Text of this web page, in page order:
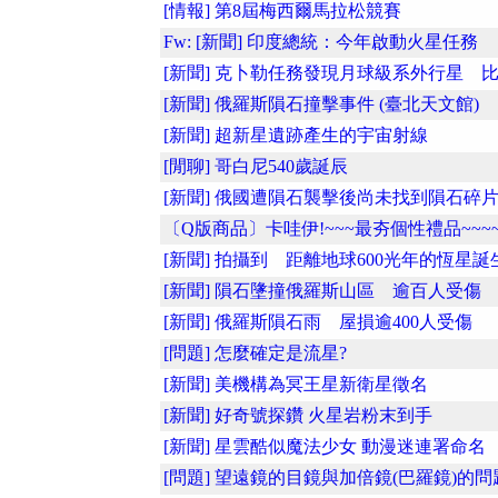
[情報] 第8屆梅西爾馬拉松競賽
Fw: [新聞] 印度總統：今年啟動火星任務
[新聞] 克卜勒任務發現月球級系外行星
[新聞] 俄羅斯隕石撞擊事件 (臺北天文館)
[新聞] 超新星遺跡產生的宇宙射線
[閒聊] 哥白尼540歲誕辰
[新聞] 俄國遭隕石襲擊後尚未找到隕石碎片
〔Q版商品〕卡哇伊!~~~最夯個性禮品
[新聞] 拍攝到 距離地球600光年的恆星誕
[新聞] 隕石墬撞俄羅斯山區 逾百人受傷
[新聞] 俄羅斯隕石雨 屋損逾400人受傷
[問題] 怎麼確定是流星?
[新聞] 美機構為冥王星新衛星徵名
[新聞] 好奇號探鑽 火星岩粉末到手
[新聞] 星雲酷似魔法少女 動漫迷連署命名
[問題] 望遠鏡的目鏡與加倍鏡(巴羅鏡)的問